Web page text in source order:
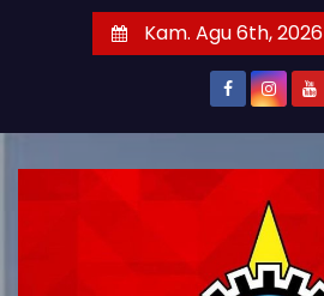
Kam. Agu 6th, 2026